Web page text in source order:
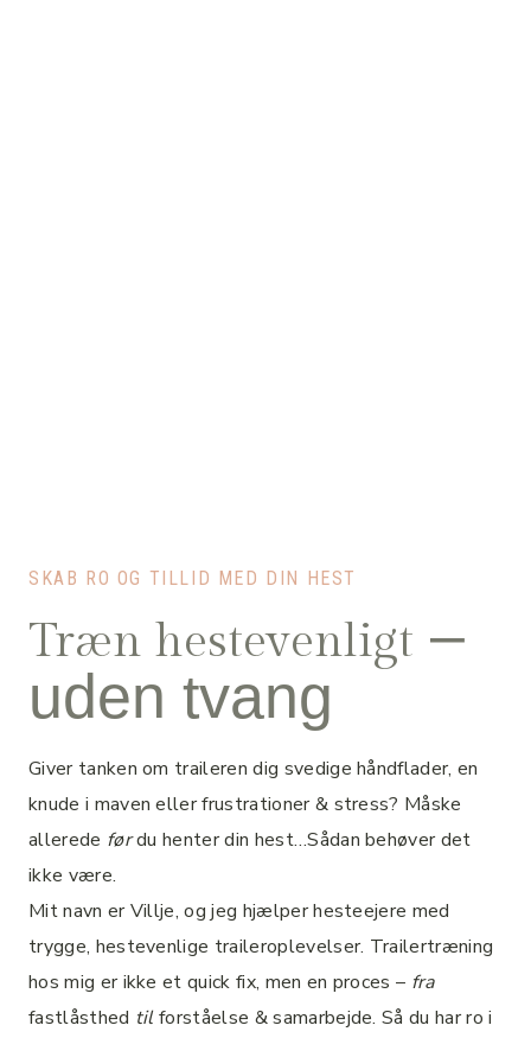
SKAB RO OG TILLID MED DIN HEST
Træn hestevenligt –
uden tvang
Giver tanken om traileren dig svedige håndflader, en
knude i maven eller frustrationer & stress? Måske
allerede førdu henter din hest…Sådan behøver det
ikke være.
Mit navn er Villje, og jeg hjælper hesteejere med
trygge, hestevenlige traileroplevelser. Trailertræning
hos mig er ikke et quick fix, men en proces – fra
fastlåsthed tilforståelse & samarbejde. Så du har ro i